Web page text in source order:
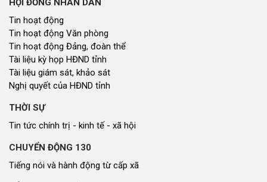
HỘI ĐỒNG NHÂN DÂN
Tin hoạt động
Tin hoạt động Văn phòng
Tin hoạt động Đảng, đoàn thể
Tài liệu kỳ họp HĐND tỉnh
Tài liệu giám sát, khảo sát
Nghị quyết của HĐND tỉnh
THỜI SỰ
Tin tức chính trị - kinh tế - xã hội
CHUYỂN ĐỘNG 130
Tiếng nói và hành động từ cấp xã